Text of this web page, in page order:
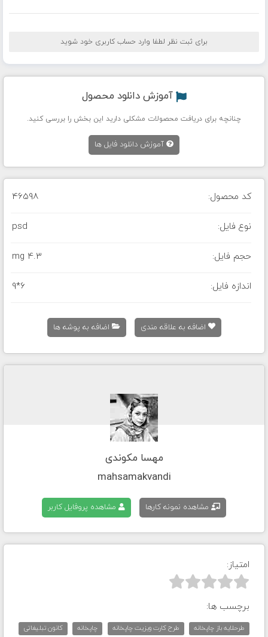
برای ثبت نظر لطفا وارد حساب کاربری خود شوید
آموزش دانلود محصول
چنانچه برای دریافت محصولات مشکلی دارید این بخش را بررسی کنید.
آموزش دانلود فایل ها
کد محصول: 46598
نوع فایل: psd
حجم فایل: 4.3 mg
اندازه فایل: 9*6
اضافه به علاقه مندی اضافه به پوشه ها
مهسا مکوندی
mahsamakvandi
مشاهده نمونه کارها مشاهده پروفایل کاربر
امتیاز:



برچسب ها:
طرحلایه باز چاپخانه طرح کارت ویزیت چاپخانه چاپخانه
کانون تبلیغاتی